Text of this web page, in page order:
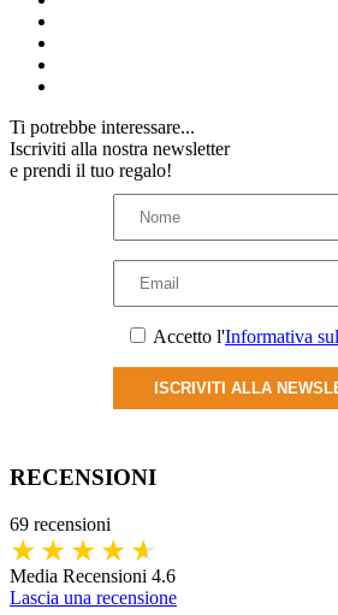
Ti potrebbe interessare...
Iscriviti alla nostra newsletter
e prendi il tuo regalo!
Accetto l'Informativa
ISCRIVITI ALLA
RECENSIONI
69 recensioni
Media Recensioni 4.6
Lascia una recensione